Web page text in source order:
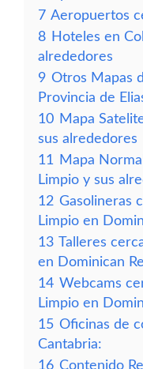
7 Aeropuertos
8 Hoteles en
alrededores
9 Otros Mapas
Provincia de
10 Mapa
sus alrededores
11
Mapa
Limpio y sus
12 Gasolineras
Limpio en
13 Talleres
en Dominican
14 Webcams
Limpio en
15 Oficinas de
Cantabria:
16 Contenido